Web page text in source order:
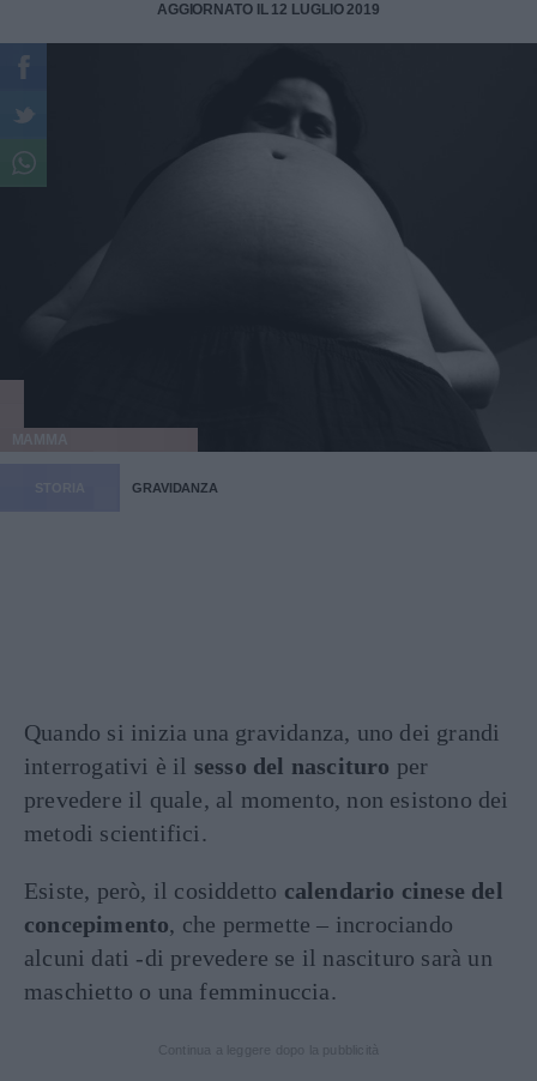
AGGIORNATO IL 12 LUGLIO 2019
GRAVIDANZA
Quando si inizia una gravidanza, uno dei grandi
interrogativi è il sesso del nascituro per
prevedere il quale, al momento, non esistono dei
metodi scientifici.
Esiste, però, il cosiddetto calendario cinese del
concepimento, che permette – incrociando
alcuni dati -di prevedere se il nascituro sarà un
maschietto o una femminuccia.